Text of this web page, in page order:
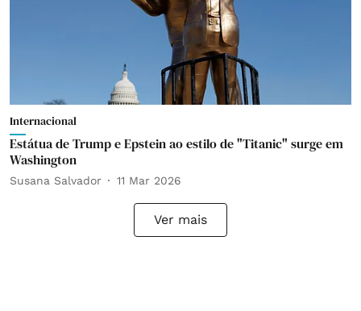
Internacional
Estátua de Trump e Epstein ao estilo de "Titanic" surge em
Washington
Susana Salvador 11 Mar 2026
Ver mais